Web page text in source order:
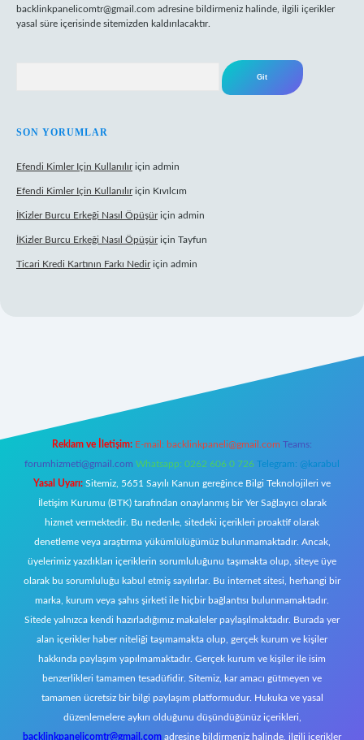
backlinkpanelicomtr@gmail.com adresine bildirmeniz halinde, ilgili içerikler
yasal süre içerisinde sitemizden kaldırılacaktır.
SON YORUMLAR
Efendi Kimler Için Kullanılıriçin admin
Efendi Kimler Için Kullanılıriçin Kıvılcım
İKizler Burcu Erkeği Nasıl Öpüşüriçin admin
İKizler Burcu Erkeği Nasıl Öpüşüriçin Tayfun
Ticari Kredi Kartının Farkı Nediriçin admin
Reklam ve İletişim: E-mail: backlinkpaneli@gmail.com Teams:
forumhizmeti@gmail.com Whatsapp: 0262 606 0 726 Telegram: @karabul
Yasal Uyarı: Sitemiz, 5651 Sayılı Kanun gereğince Bilgi Teknolojileri ve
İletişim Kurumu (BTK) tarafından onaylanmış bir Yer Sağlayıcı olarak
hizmet vermektedir. Bu nedenle, sitedeki içerikleri proaktif olarak
denetleme veya araştırma yükümlülüğümüz bulunmamaktadır. Ancak,
üyelerimiz yazdıkları içeriklerin sorumluluğunu taşımakta olup, siteye üye
olarak bu sorumluluğu kabul etmiş sayılırlar. Bu internet sitesi, herhangi bir
marka, kurum veya şahıs şirketi ile hiçbir bağlantısı bulunmamaktadır.
Sitede yalnızca kendi hazırladığımız makaleler paylaşılmaktadır. Burada yer
alan içerikler haber niteliği taşımamakta olup, gerçek kurum ve kişiler
hakkında paylaşım yapılmamaktadır. Gerçek kurum ve kişiler ile isim
benzerlikleri tamamen tesadüfidir. Sitemiz, kar amacı gütmeyen ve
tamamen ücretsiz bir bilgi paylaşım platformudur. Hukuka ve yasal
düzenlemelere aykırı olduğunu düşündüğünüz içerikleri,
backlinkpanelicomtr@gmail.com adresine bildirmeniz halinde, ilgili içerikler